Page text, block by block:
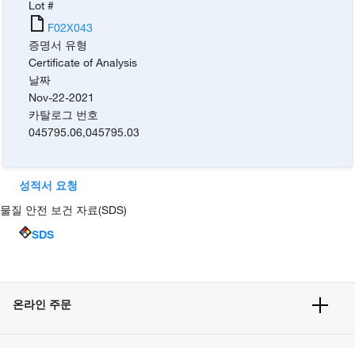
Lot #
F02X043
증명서 유형
Certificate of Analysis
날짜
Nov-22-2021
카탈로그 번호
045795.06,045795.03
성적서 요청
물질 안전 보건 자료(SDS)
SDS
온라인 주문